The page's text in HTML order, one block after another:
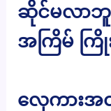
ဆိုင်မလာဘူ
အကြိမ် ကြိုး
လှေကားအ